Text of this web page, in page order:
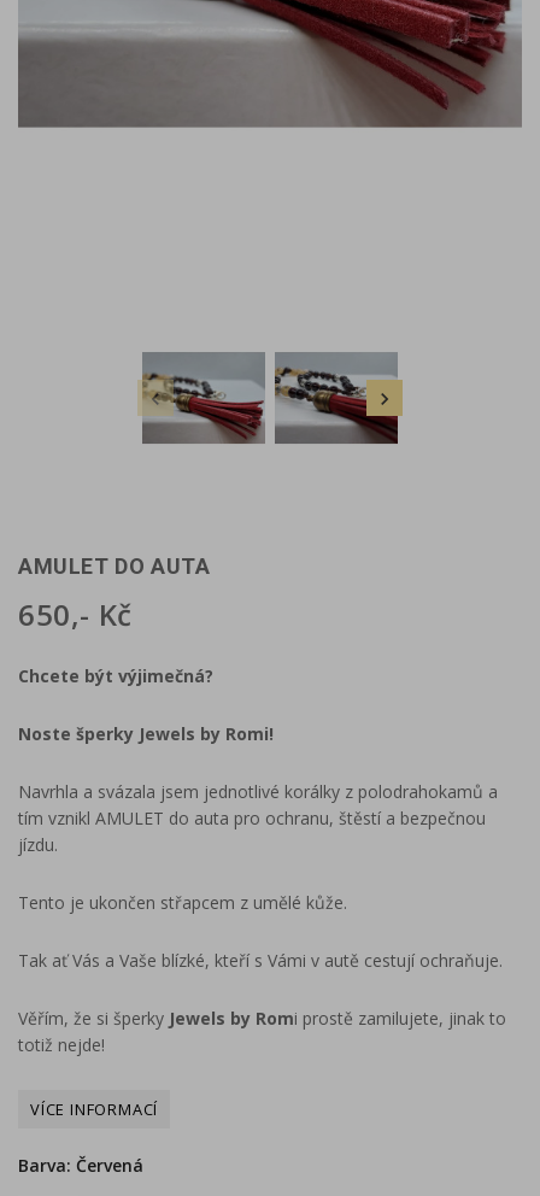
 
AMULET DO AUTA
650,- Kč
Chcete být výjimečná?
Noste šperky Jewels by Romi!
Navrhla a svázala jsem jednotlivé korálky z polodrahokamů a
tím vznikl AMULET do auta pro ochranu, štěstí a bezpečnou
jízdu.
Tento je ukončen střapcem z umělé kůže.
Tak ať Vás a Vaše blízké, kteří s Vámi v autě cestují ochraňuje.
Věřím, že si šperky Jewels by Romi prostě zamilujete, jinak to
totiž nejde!
Barva: Červená